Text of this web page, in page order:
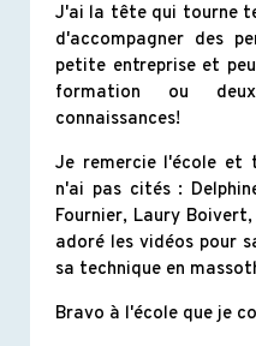
J'ai la tête qui tourne
d'accompagner des
petite entreprise et
formation ou
connaissances!
Je remercie l'école et
n'ai pas cités :
Fournier, Laury
adoré les vidéos pour
sa technique en
Bravo à l'école que je